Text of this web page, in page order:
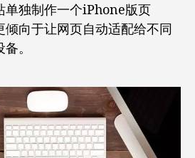
单独制作一个iPhone版页
向于让网页自动适配给不同
。